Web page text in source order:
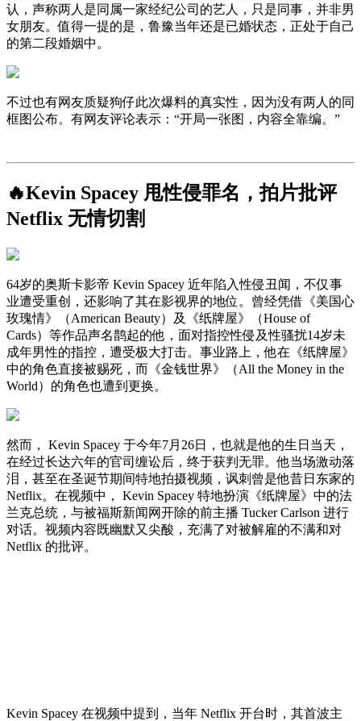
认，声称两人是同属一家经纪公司的艺人，只是同事，并非男
女朋友。值得一提的是，鲁豫当年还是已婚状态，正处于自己
的第二段婚姻中。
不过也有网友质疑狗仔此次爆料的真实性，因为没有两人的同
框图公布。有网友评论表示：“开局一张图，内容全靠编。”
🔥Kevin Spacey 甩性侵罪名，拍片批评
Netflix 无情切割
64岁的奥斯卡影帝 Kevin Spacey 近年陷入性侵丑闻，不仅事
业遭受重创，还影响了其在影视界的地位。曾经凭借《美国心
玫瑰情》（American Beauty）及《纸牌屋》（House of
Cards）等作品声名鹊起的他，面对指控性侵及性骚扰14岁未
成年男性的指控，遭受极大打击。事业路上，他在《纸牌屋》
中的角色直接被赐死，而《金钱世界》（All the Money in the
World）的角色也遭到更换。
然而， Kevin Spacey 于今年7月26日，也就是他的生日当天，
在经过长达六年的官司缠讼后，终于获判无罪。他当场激动落
泪，甚至在圣诞节期间特地拍摄视频，讽刺曾是他昔日东家的
Netflix。在视频中， Kevin Spacey 特地扮演《纸牌屋》中的法
兰克总统，与被福斯新闻网开除的前主播 Tucker Carlson 进行
对话。视频内容既幽默又尖酸，充满了对被解雇的不满和对
Netflix 的批评。
Kevin Spacey 在视频中提到，当年 Netflix 开台时，其首波主